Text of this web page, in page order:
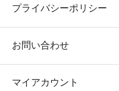
プライバシーポリシー
お問い合わせ
マイアカウント